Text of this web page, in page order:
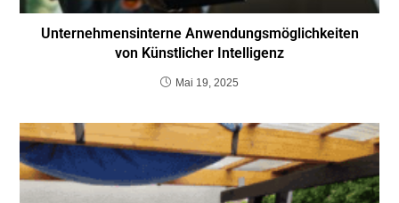
Unternehmensinterne Anwendungsmöglichkeiten
von Künstlicher Intelligenz
Mai 19, 2025